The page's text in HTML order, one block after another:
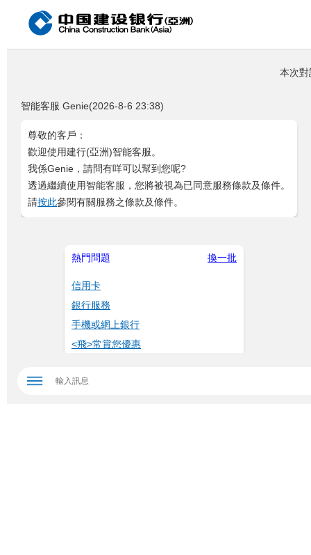
本次
智能客服 Genie(2026-8-6 23:38)
尊敬的客戶：
歡迎使用建行(亞洲)智能客服。
我係Genie，請問有咩可以幫到您呢?
透過繼續使用智能客服，您將被視為已同意服務條款及條件。
請按此參閱有關服務之條款及條件。
熱門問題 換一批
信用卡
銀行服務
手機或網上銀行
<飛>常賞您優惠